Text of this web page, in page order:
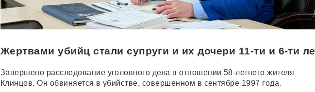
Жертвами убийц стали супруги и их дочери 11-ти и 6-ти
Завершено расследование уголовного дела в отношении 58-летнего жителя
Клинцов. Он обвиняется в убийстве, совершенном в сентябре 1997 года.